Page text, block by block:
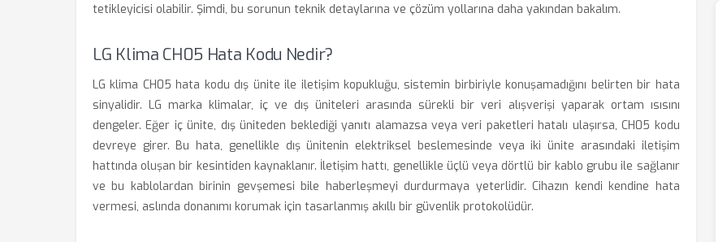
tetikleyicisi olabilir. Şimdi, bu sorunun teknik detaylarına ve çözüm yollarına daha yakından bakalım.
LG Klima CH05 Hata Kodu Nedir?
LG klima CH05 hata kodu dış ünite ile iletişim kopukluğu, sistemin birbiriyle konuşamadığını belirten bir hata
sinyalidir. LG marka klimalar, iç ve dış üniteleri arasında sürekli bir veri alışverişi yaparak ortam ısısını
dengeler. Eğer iç ünite, dış üniteden beklediği yanıtı alamazsa veya veri paketleri hatalı ulaşırsa, CH05 kodu
devreye girer. Bu hata, genellikle dış ünitenin elektriksel beslemesinde veya iki ünite arasındaki iletişim
hattında oluşan bir kesintiden kaynaklanır. İletişim hattı, genellikle üçlü veya dörtlü bir kablo grubu ile sağlanır
ve bu kablolardan birinin gevşemesi bile haberleşmeyi durdurmaya yeterlidir. Cihazın kendi kendine hata
vermesi, aslında donanımı korumak için tasarlanmış akıllı bir güvenlik protokolüdür.